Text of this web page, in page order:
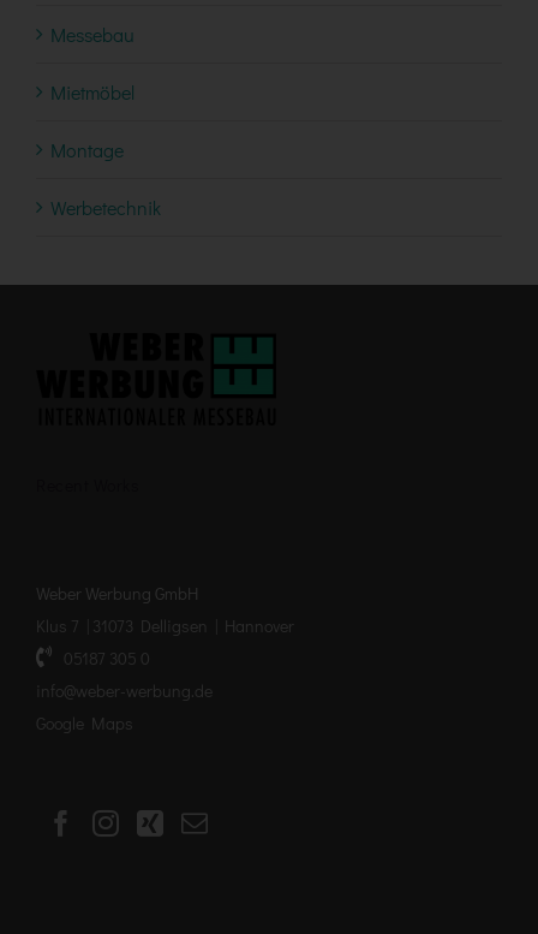
Messebau
Mietmöbel
Montage
Werbetechnik
Weber Werbung GmbH
Klus 7 | 31073 Delligsen | Hannover
05187 305 0
info@weber-werbung.de
Google Maps